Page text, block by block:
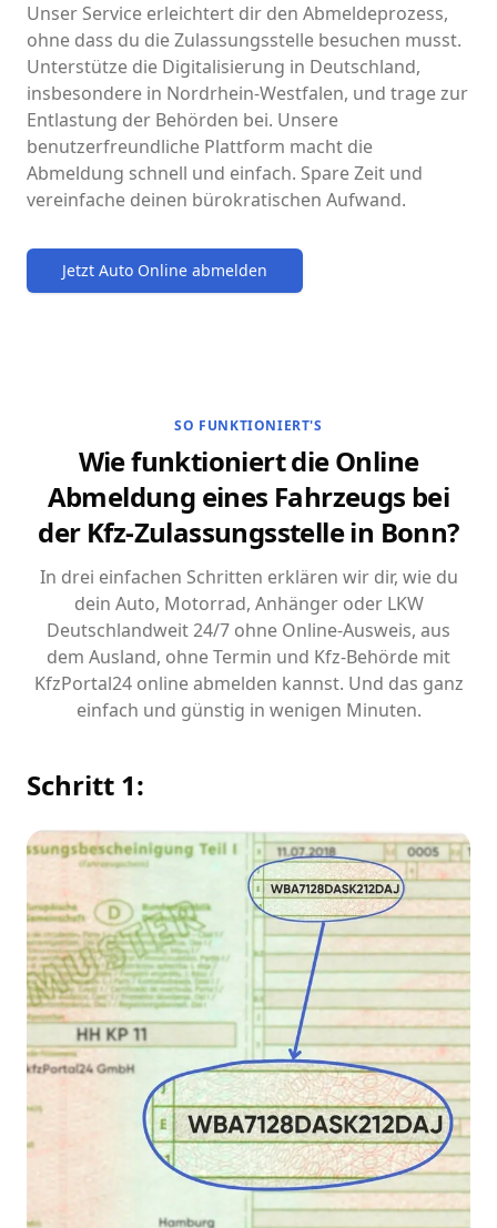
Unser Service erleichtert dir den Abmeldeprozess,
ohne dass du die Zulassungsstelle besuchen musst.
Unterstütze die Digitalisierung in Deutschland,
insbesondere in Nordrhein-Westfalen, und trage zur
Entlastung der Behörden bei. Unsere
benutzerfreundliche Plattform macht die
Abmeldung schnell und einfach. Spare Zeit und
vereinfache deinen bürokratischen Aufwand.
Jetzt Auto Online abmelden
SO FUNKTIONIERT'S
Wie funktioniert die Online
Abmeldung eines Fahrzeugs bei
der Kfz-Zulassungsstelle in Bonn?
In drei einfachen Schritten erklären wir dir, wie du
dein Auto, Motorrad, Anhänger oder LKW
Deutschlandweit 24/7 ohne Online-Ausweis, aus
dem Ausland, ohne Termin und Kfz-Behörde mit
KfzPortal24 online abmelden kannst. Und das ganz
einfach und günstig in wenigen Minuten.
Schritt 1: